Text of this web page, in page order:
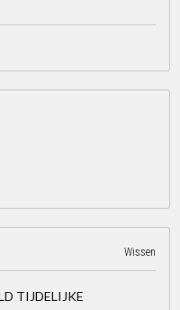
Wissen
TIJDELIJKE